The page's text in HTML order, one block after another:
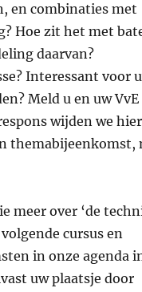
en combinaties met
Hoe zit het met
daarvan?
Interessant voor
Meld u en uw
wijden we
themabijeenkomst,
meer over ‘de
cursus en
in onze agenda
uw plaatsje door